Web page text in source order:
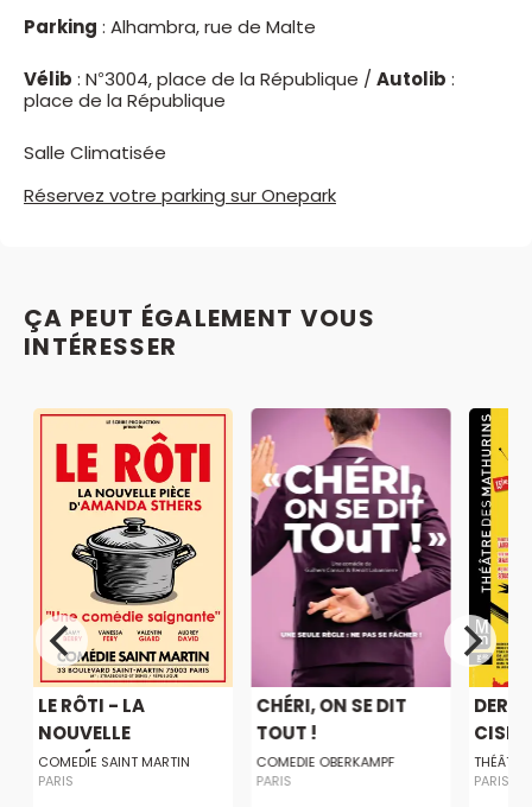
Parking : Alhambra, rue de Malte
Vélib : N°3004, place de la République / Autolib :
place de la République
Salle Climatisée
Réservez votre parking sur Onepark
ÇA PEUT ÉGALEMENT VOUS
INTÉRESSER
LE RÔTI - LA
NOUVELLE
COMÉDIE...
COMEDIE SAINT MARTIN
PARIS
CHÉRI, ON SE DIT
TOUT !
COMEDIE OBERKAMPF
PARIS
PARIS